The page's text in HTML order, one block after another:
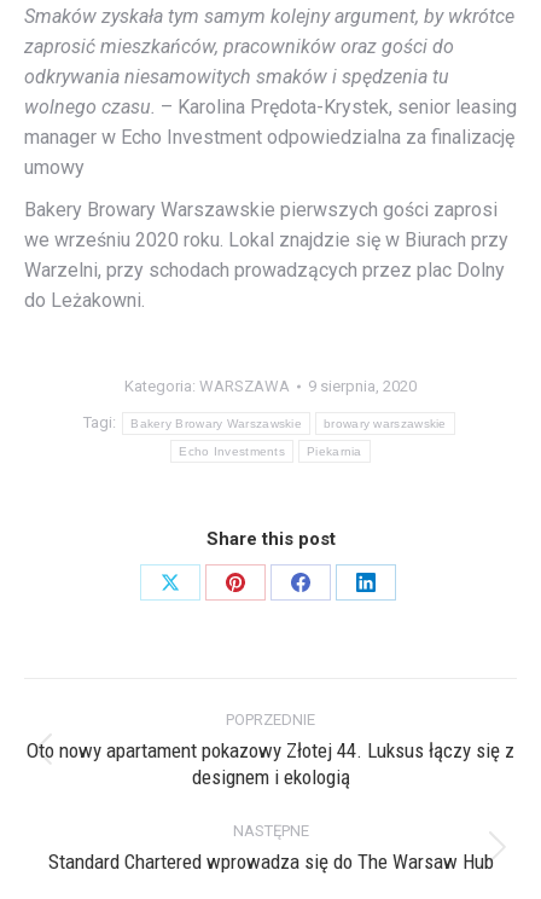
Smaków zyskała tym samym kolejny argument, by wkrótce
zaprosić mieszkańców, pracowników oraz gości do
odkrywania niesamowitych smaków i spędzenia tu
wolnego czasu. – Karolina Prędota-Krystek, senior leasing
manager w Echo Investment odpowiedzialna za finalizację
umowy
Bakery Browary Warszawskie pierwszych gości zaprosi
we wrześniu 2020 roku. Lokal znajdzie się w Biurach przy
Warzelni, przy schodach prowadzących przez plac Dolny
do Leżakowni.
Kategoria: WARSZAWA 9 sierpnia, 2020
Tagi: Bakery Browary Warszawskie browary warszawskie
Echo Investments Piekarnia
Share this post
Share
Share
Share
Share
wpisów
POPRZEDNIE
Poprzedni
Oto nowy apartament pokazowy Złotej 44. Luksus łączy się z
designem i ekologią
NASTĘPNE
Następny
Standard Chartered wprowadza się do The Warsaw Hub